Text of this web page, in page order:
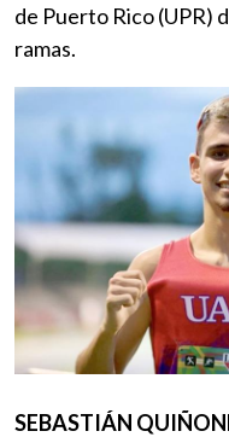
de Puerto Rico (UPR)
ramas.
Imagen
SEBASTIÁN